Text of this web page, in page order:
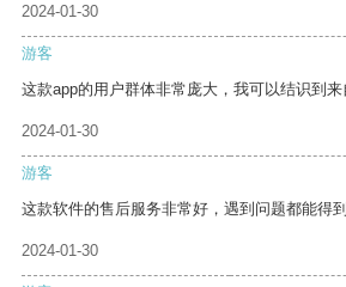
2024-01-30
游客
这款app的用户群体非常庞大，我可以结识到来
2024-01-30
游客
这款软件的售后服务非常好，遇到问题都能得到
2024-01-30